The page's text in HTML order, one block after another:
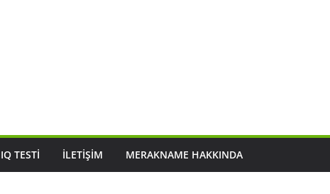
IQ TESTI İLETIŞIM MERAKNAME HAKKINDA